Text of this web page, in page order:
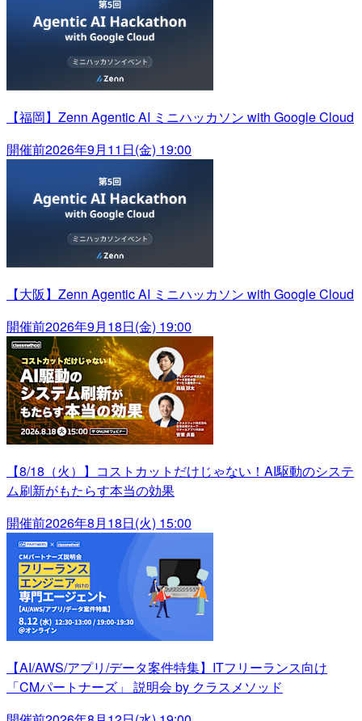
【福岡】Zenn Agentic AI ミニハッカソン with Google Cloud
開催前2026年9月11日(金) 19:00
【大阪】Zenn Agentic AI ミニハッカソン with Google Cloud
開催前2026年9月18日(金) 19:00
【8/18（火）】コストカットだけじゃない！AI駆動のシステ
ム刷新がもたらす本当の効果
開催前2026年8月18日(火) 15:00
【AI/AWS/アプリ/データ案件特集】ITフリーランス向け
「CMパートナーズ」 説明会 by クラスメソッド